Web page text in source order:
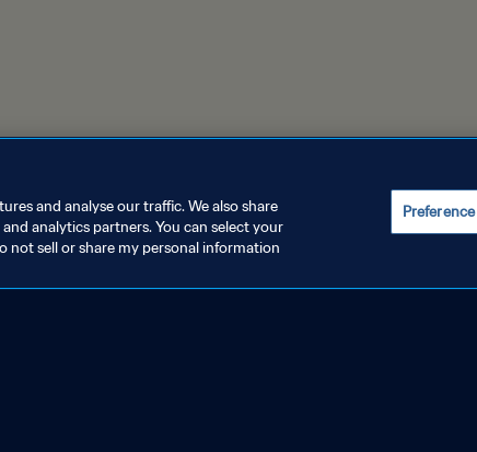
and analyse our traffic. We also share
analytics partners. You can select your
not sell or share my personal information